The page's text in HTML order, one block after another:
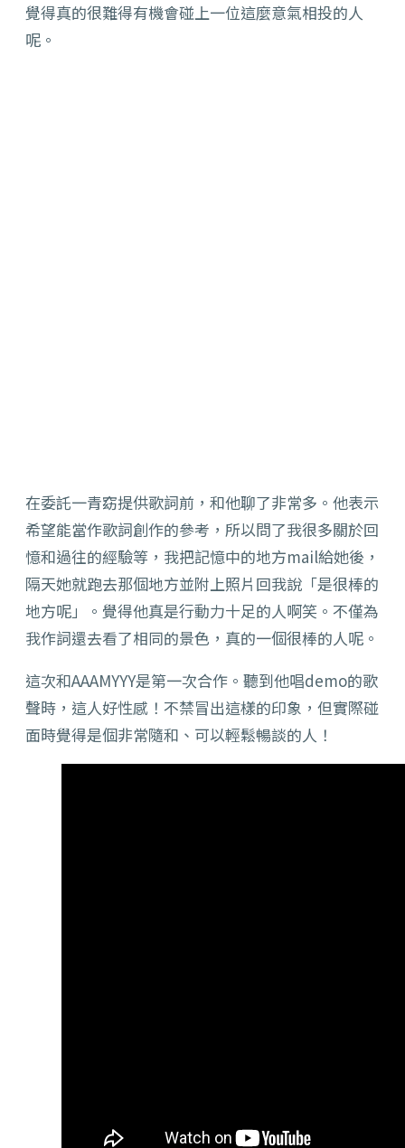
覺得真的很難得有機會碰上一位這麼意氣相投的人
呢。
在委託一青窈提供歌詞前，和他聊了非常多。他表示
希望能當作歌詞創作的參考，所以問了我很多關於回
憶和過往的經驗等，我把記憶中的地方mail給她後，
隔天她就跑去那個地方並附上照片回我說「是很棒的
地方呢」。覺得他真是行動力十足的人啊笑。不僅為
我作詞還去看了相同的景色，真的一個很棒的人呢。
這次和AAAMYYY是第一次合作。聽到他唱demo的歌
聲時，這人好性感！不禁冒出這樣的印象，但實際碰
面時覺得是個非常隨和、可以輕鬆暢談的人！